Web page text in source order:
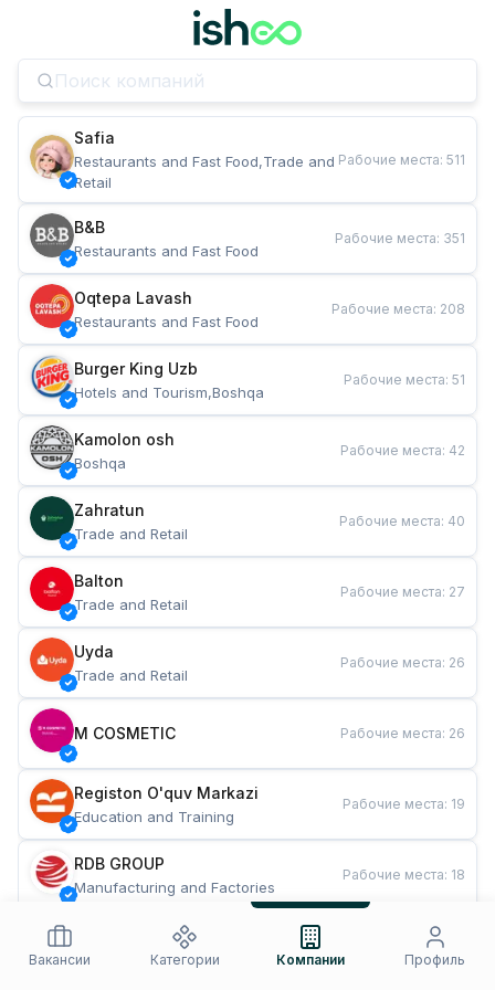
Safia
Restaurants and Fast Food,Trade and
Retail
Рабочие места: 511
B&B
Restaurants and Fast Food
Рабочие места: 351
Oqtepa Lavash
Restaurants and Fast Food
Рабочие места: 208
Burger King Uzb
Hotels and Tourism,Boshqa
Рабочие места: 51
Kamolon osh
Boshqa
Рабочие места: 42
Zahratun
Trade and Retail
Рабочие места: 40
Balton
Trade and Retail
Рабочие места: 27
Uyda
Trade and Retail
Рабочие места: 26
M COSMETIC Рабочие места: 26
Registon O'quv Markazi
Education and Training
Рабочие места: 19
RDB GROUP
Manufacturing and Factories
Рабочие места: 18
Restaurants and Fast Food
Рабочие места
Вакансии
Категории Компании Профиль